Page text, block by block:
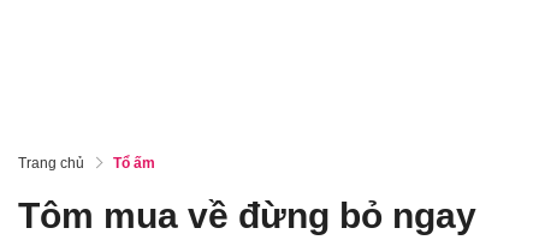
Trang chủ Tổ ấm
Tôm mua về đừng bỏ ngay